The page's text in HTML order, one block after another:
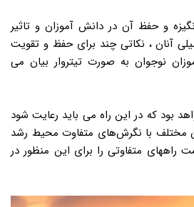
و حفظ آن در دانش آموزان و تاثیر
آنان ، نکاتی چند برای حفظ و تقویت
نوجوان به صورت تیتروار بیان می
بود که در این راه می باید رعایت شود
مختلف با نگرش‌های متفاوت محیط رشد
متفاوتی را برای این منظور در